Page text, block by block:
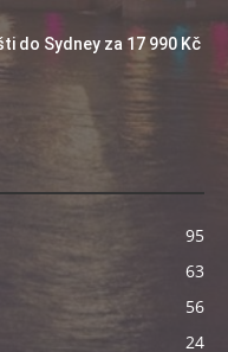
do Sydney za 17 990 Kč
95
63
56
24